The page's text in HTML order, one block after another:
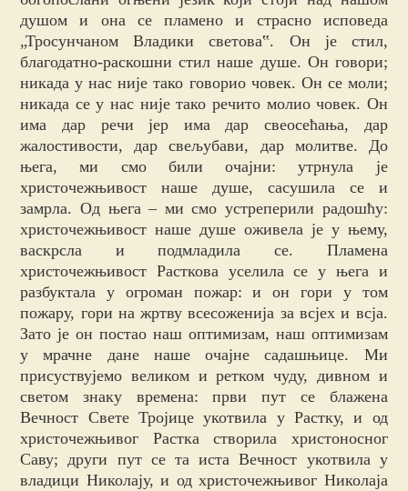
душом и она се пламено и страсно исповеда
„Тросунчаном Владики светова‟. Он је стил,
благодатно-раскошни стил наше душе. Он говори;
никада у нас није тако говорио човек. Он се моли;
никада се у нас није тако речито молио човек. Он
има дар речи јер има дар свеосећања, дар
жалостивости, дар свељубави, дар молитве. До
њега, ми смо били очајни: утрнула је
христочежњивост наше душе, сасушила се и
замрла. Од њега – ми смо устреперили радошћу:
христочежњивост наше душе оживела је у њему,
васкрсла и подмладила се. Пламена
христочежњивост Расткова уселила се у њега и
разбуктала у огроман пожар: и он гори у том
пожару, гори на жртву всесоженија за всјех и всја.
Зато је он постао наш оптимизам, наш оптимизам
у мрачне дане наше очајне садашњице. Ми
присуствујемо великом и ретком чуду, дивном и
светом знаку времена: први пут се блажена
Вечност Свете Тројице укотвила у Растку, и од
христочежњивог Растка створила христоносног
Саву; други пут се та иста Вечност укотвила у
владици Николају, и од христочежњивог Николаја